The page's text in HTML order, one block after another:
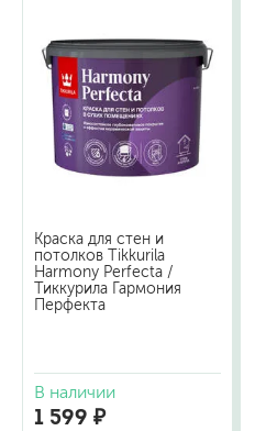
Краска для стен и
потолков Tikkurila
Harmony Perfecta /
Тиккурила Гармония
Перфекта
В наличии
1 599 ₽